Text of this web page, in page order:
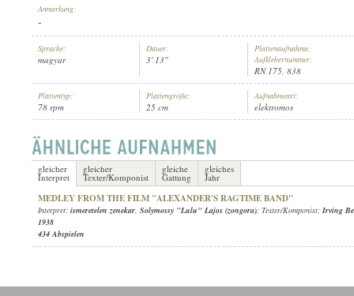
ISMERETELEN ZENEKAR SOLYMOSSY "LULU" LAJOS (ZONGORA)
Anmerkung:
-
Sprache:
magyar
Dauer:
3' 13"
Plattenaufnahme,
Aufklebernummer:
RN 175, 838
Plattentyp:
78 rpm
Plattengröße:
25 cm
Aufnahmeart:
elektromos
gleicher
Interpret
gleicher
Texter/Komponist
gleiche
Gattung
gleiches
Jahr
MEDLEY FROM THE FILM "ALEXANDER'S RAGTIME BAND"
Interpret: ismeretelen zenekar, Solymossy "Lulu" Lajos (zongora); Texter/Komponist: Irving
1938
434 Abspielen